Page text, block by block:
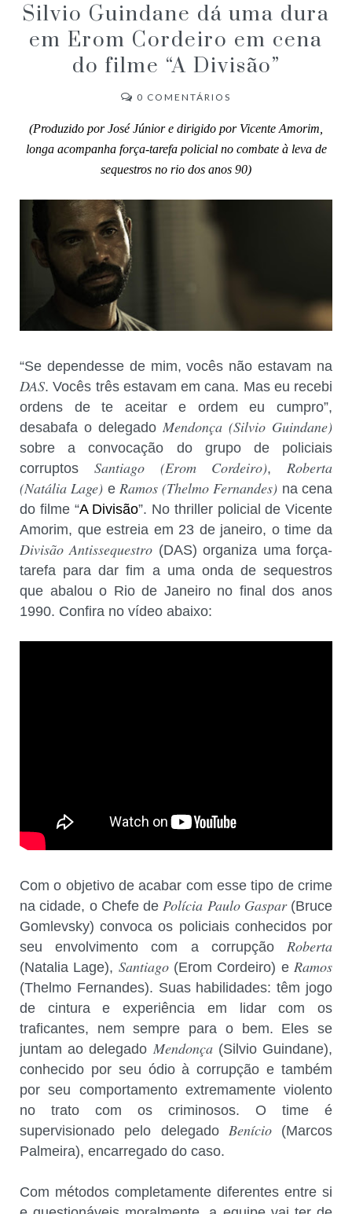
Silvio Guindane dá uma dura
em Erom Cordeiro em cena
do filme “A Divisão”
0 COMENTÁRIOS
(Produzido por José Júnior e dirigido por Vicente Amorim,
longa acompanha força-tarefa policial no combate à leva de
sequestros no rio dos anos 90)
“Se dependesse de mim, vocês não estavam na
DAS. Vocês três estavam em cana. Mas eu recebi
ordens de te aceitar e ordem eu cumpro”,
desabafa o delegado Mendonça (Silvio Guindane)
sobre a convocação do grupo de policiais
corruptos Santiago (Erom Cordeiro), Roberta
(Natália Lage) e Ramos (Thelmo Fernandes) na cena
do filme “A Divisão”. No thriller policial de Vicente
Amorim, que estreia em 23 de janeiro, o time da
Divisão Antissequestro (DAS) organiza uma força-
tarefa para dar fim a uma onda de sequestros
que abalou o Rio de Janeiro no final dos anos
1990. Confira no vídeo abaixo:
Com o objetivo de acabar com esse tipo de crime
na cidade, o Chefe de Polícia Paulo Gaspar(Bruce
Gomlevsky) convoca os policiais conhecidos por
seu envolvimento com a corrupção Roberta
(Natalia Lage), Santiago(Erom Cordeiro) eRamos
(Thelmo Fernandes). Suas habilidades: têm jogo
de cintura e experiência em lidar com os
traficantes, nem sempre para o bem. Eles se
juntam ao delegado Mendonça (Silvio Guindane),
conhecido por seu ódio à corrupção e também
por seu comportamento extremamente violento
no trato com os criminosos. O time é
supervisionado pelo delegadoBenício(Marcos
Palmeira), encarregado do caso.
Com métodos completamente diferentes entre si